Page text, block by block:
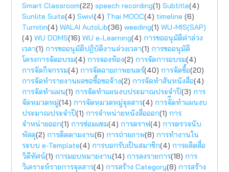
Smart Classroom(22) speech recording(1) Subtitle(4)
Sunlite Suite(4) Swivl(4) Thai MOOC(4) timeline (6)
Turnitin(4) WALAI AutoLib(36) weeding(1) WU-MIS(SAP)
(4) WU DOMS(16) WU e-Learning(4) การขออนุมัติค่าล่วง
เวลา(1) การขออนุมัติปฏิบัติงานล่วงเวลา(1) การขออนุมัติ
โครงการจัดอบรม(4) การจองห้อง(2) การจัดการอบรม(4)
การจัดกิจกรรม(4) การจัดฉายภาพยนตร์(40) การจัดซื้อ(20)
การจัดทำรายงานผลขอซื้อขอจ้าง(2) การจัดทำสันหนังสือ(4)
การจัดทำแผน(1) การจัดทำแผนงบประมาณประจำปี(3) การ
จัดหมวดหมู่(14) การจัดหมวดหมู่จุลสาร(4) การจัีดทำแผนงบ
ประมาณประจำปี(1) การจำหน่ายหนังสือออก(1) การ
จำหน่ายออก(1) การซ่อมแซม(4) การดราฟ(4) การตรวจนับ
พัสดุ(2) การติดตามงาน(6) การถ่ายภาพ(8) การทำงานใน
ระบบ e-Template(4) การบอกรับเป็นสมาชิก(4) การผลิตสื่อ
วิดีทัศน์(1) การมอบหมายงาน(14) การลงรายการ(18) การ
วิเคราะห์รายการจุลสาร(4) การสร้าง Category(8) การสร้าง